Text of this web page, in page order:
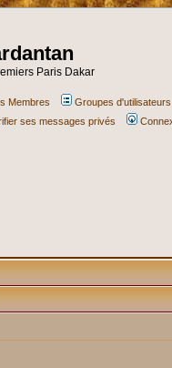
Paris Dakar
Membres Groupes d'utilisateurs
ses messages privés